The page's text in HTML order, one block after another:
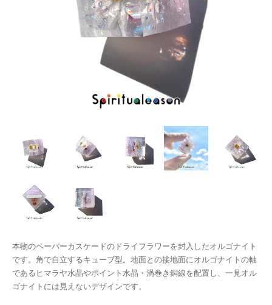
本物のペーパーカスケードのドライフラワーを封入したオルゴナイト
です。角で自立するキューブ型。地面との接地面にオルゴナイトの軸
であるヒマラヤ水晶やポイント水晶・渦巻き銅線を配置し、一見オル
ゴナイトには見えないデザインです。